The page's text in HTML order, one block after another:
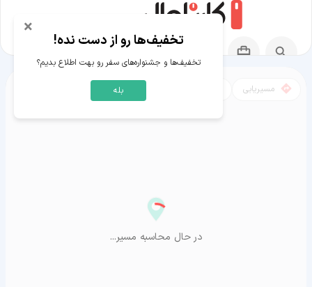
مسیریابی
در حال محاسبه مسیر...
× تخفیف‌ها رو از دست نده!
تخفیف‌ها و جشنواره‌های سفر رو بهت اطلاع بدیم؟
بله